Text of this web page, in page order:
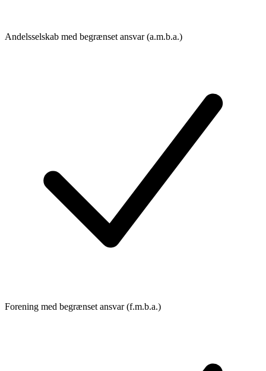
Andelsselskab med begrænset ansvar (a.m.b.a.)
Forening med begrænset ansvar (f.m.b.a.)